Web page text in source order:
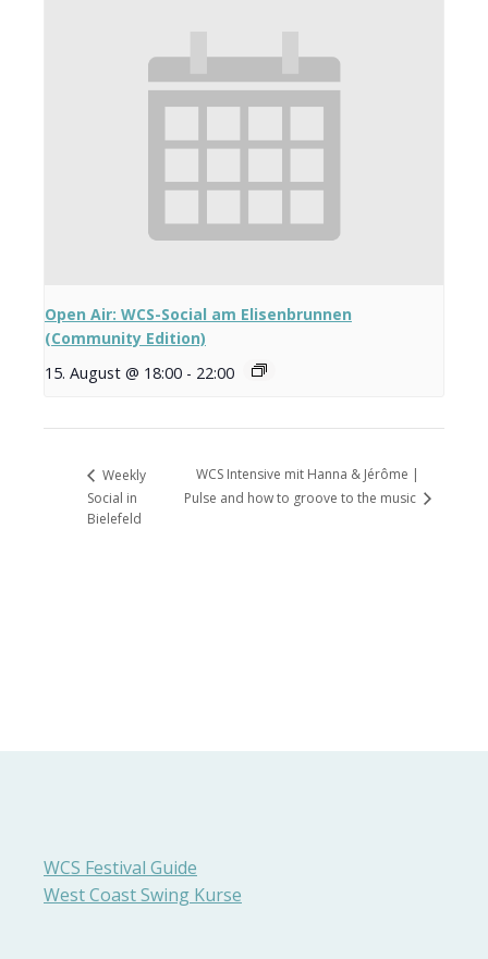
Open Air: WCS-Social am Elisenbrunnen
(Community Edition)
15. August @ 18:00 - 22:00
Weekly
Social in
Bielefeld
WCS Intensive mit Hanna & Jérôme |
Pulse and how to groove to the music
WCS Festival Guide
West Coast Swing Kurse